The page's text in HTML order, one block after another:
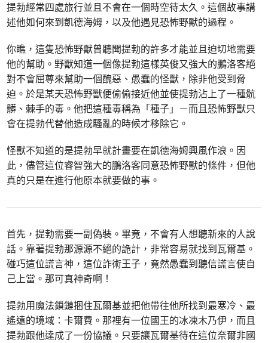
提勃經常四處旅行並且不會在一個時空待太久。這個故事講
述他如何來到凱德海姆，以及他遇見恐怖野獸的過程。
你瞧，這隻恐怖野獸曾聽聞提勃的許多才能並且迫切地需要
他的幫助。野獸知道一個像提勃這樣英俊又強大的鵬洛客絕
對不會屈尊來幫助一個醜惡、愚蠢的怪獸，除非他受到脅
迫。於是某天恐怖野獸便偷偷接近他並使提勃沾上了一種骯
髒、棘手的毒。他把這種毒稱為「種子」－而且恐怖野獸只
會在提勃代替他造成騷亂的時候才移除它。
怪獸不知道的是提勃早就計畫要在凱德海姆興風作浪。因
此，儘管這位睿智強大的鵬洛客同意恐怖野獸的條件，但他
真的只是在進行他原本就要做的事。
首先，提勃需要一副偽裝。畢竟，不會有人想聽新來的人說
話。靠著提勃那源源不絕的詭計，非常容易就找到瓦爾基。
碰巧這位謊言神，這位詐術王子，竟然愚蠢到聽信謊言使自
己上當。那可真神奇啊！
提勃用魔法鎖鏈捆住瓦爾基並把他帶往他所找到最寒冷、最
遙遠的境域：卡爾費。那裡有一位國王的冰凍木乃伊，而且
提勃跟他達成了一份協議。只要讓瓦爾基待在這位奈爾非國